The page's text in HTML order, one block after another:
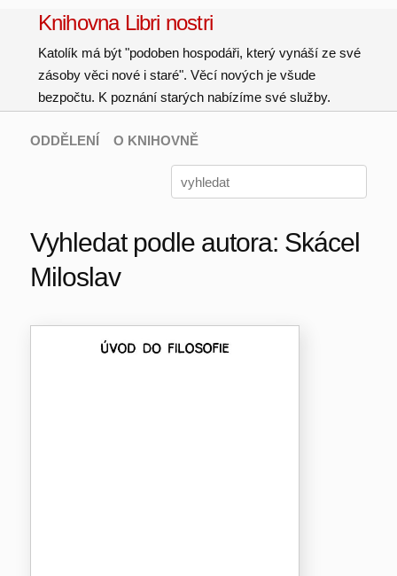
Knihovna Libri nostri
Katolík má být "podoben hospodáři, který vynáší ze své
zásoby věci nové i staré". Věcí nových je všude
bezpočtu. K poznání starých nabízíme své služby.
ODDĚLENÍ O KNIHOVNĚ
Vyhledat podle autora: Skácel
Miloslav